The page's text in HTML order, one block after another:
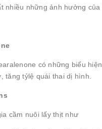
nhiều những ảnh hưởng
có những biểu
tăng tỷlệ quái thai dị hình.
cầm nuôi lấy thịt như